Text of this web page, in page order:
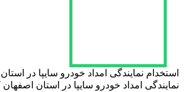
استخدام نمایندگی امداد خودرو سایپا در
نمایندگی امداد خودرو سایپا در استان